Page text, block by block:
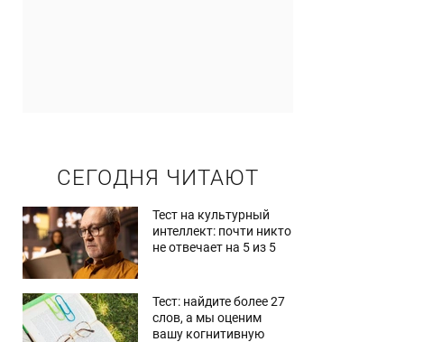
СЕГОДНЯ ЧИТАЮТ
Тест на культурный
интеллект: почти никто
не отвечает на 5 из 5
Тест: найдите более 27
слов, а мы оценим
вашу когнитивную